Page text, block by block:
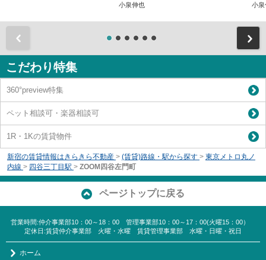
小泉伸也 小泉
こだわり特集
360°preview特集
ペット相談可・楽器相談可
1R・1Kの賃貸物件
新宿の賃貸情報はきらきら不動産 > (賃貸)路線・駅から探す > 東京メトロ丸ノ
内線 > 四谷三丁目駅 > ZOOM四谷左門町
ページトップに戻る
営業時間:仲介事業部10：00～18：00 管理事業部10：00～17：00(火曜15：00）
定休日:賃貸仲介事業部 火曜・水曜 賃貸管理事業部 水曜・日曜・祝日
ホーム